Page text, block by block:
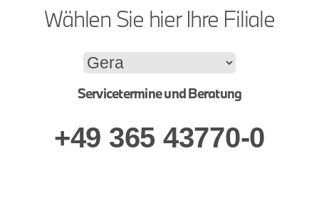
Wählen Sie hier Ihre Filiale
Servicetermine und Beratung
+49 365 43770-0